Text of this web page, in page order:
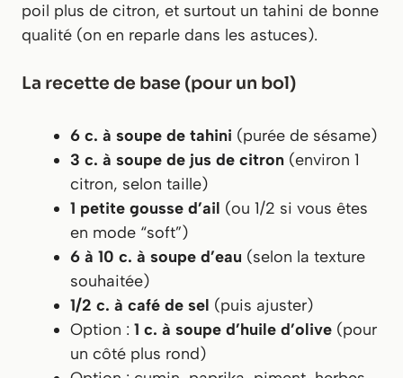
poil plus de citron, et surtout un tahini de bonne
qualité (on en reparle dans les astuces).
La recette de base (pour un bol)
6 c. à soupe de tahini (purée de sésame)
3 c. à soupe de jus de citron (environ 1
citron, selon taille)
1 petite gousse d’ail (ou 1/2 si vous êtes
en mode “soft”)
6 à 10 c. à soupe d’eau (selon la texture
souhaitée)
1/2 c. à café de sel (puis ajuster)
Option : 1 c. à soupe d’huile d’olive (pour
un côté plus rond)